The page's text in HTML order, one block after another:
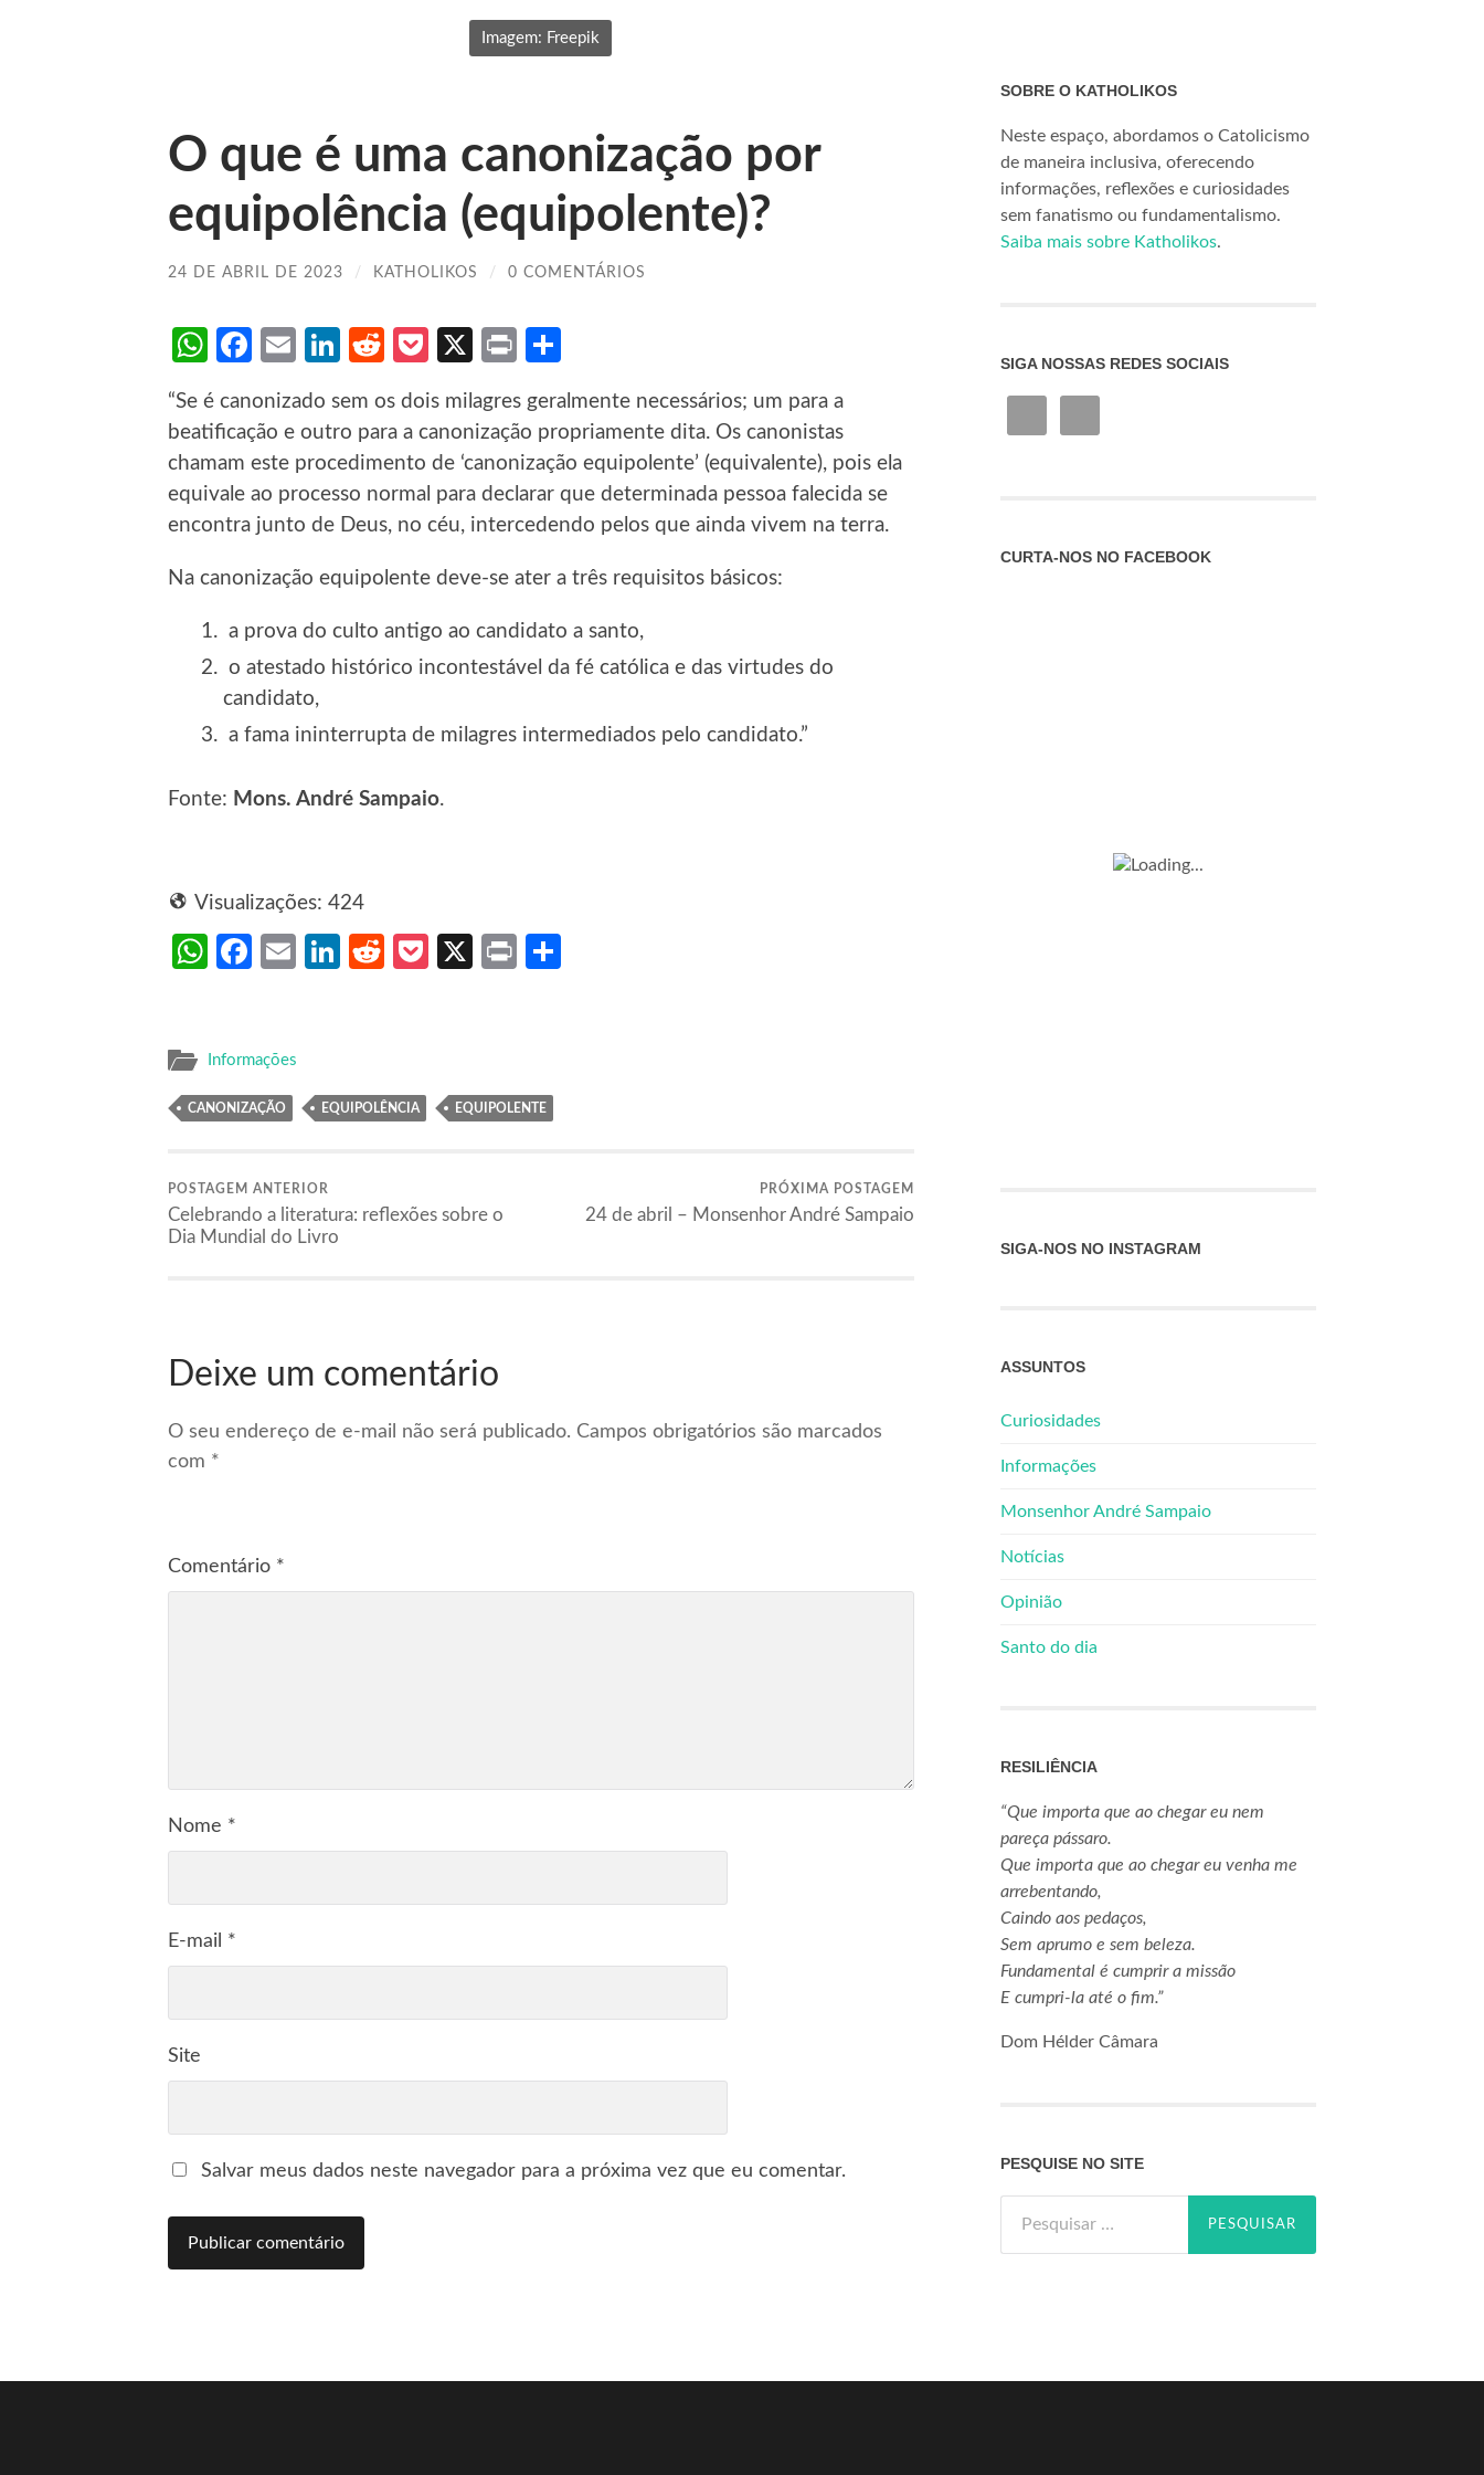
Imagem: Freepik
O que é uma canonização por
equipolência (equipolente)?
24 DE ABRIL DE 2023 / KATHOLIKOS / 0 COMENTÁRIOS
WhatsApp
Facebook
EmailLinkedIn
RedditPocket
X Print
“Se é canonizado sem os dois milagres geralmente necessários; um para a
beatificação e outro para a canonização propriamente dita. Os canonistas
chamam este procedimento de ‘canonização equipolente’ (equivalente), pois ela
equivale ao processo normal para declarar que determinada pessoa falecida se
encontra junto de Deus, no céu, intercedendo pelos que ainda vivem na terra.
Na canonização equipolente deve-se ater a três requisitos básicos:
a prova do culto antigo ao candidato a santo,
o atestado histórico incontestável da fé católica e das virtudes do
candidato,
a fama ininterrupta de milagres intermediados pelo candidato.”
Fonte: Mons. André Sampaio.
Visualizações: 424
WhatsApp
Facebook
EmailLinkedIn
RedditPocket
X Print
Informações
CANONIZAÇÃO EQUIPOLÊNCIA EQUIPOLENTE
POSTAGEM ANTERIOR
Celebrando a literatura: reflexões sobre o
Dia Mundial do Livro
PRÓXIMA POSTAGEM
24 de abril – Monsenhor André Sampaio
Deixe um comentário
O seu endereço de e-mail não será publicado. Campos obrigatórios são marcados
com *
Comentário *
Nome *
E-mail *
Site
Salvar meus dados neste navegador para a próxima vez que eu comentar.
SOBRE O KATHOLIKOS
Neste espaço, abordamos o Catolicismo
de maneira inclusiva, oferecendo
informações, reflexões e curiosidades
sem fanatismo ou fundamentalismo.
Saiba mais sobre Katholikos.
SIGA NOSSAS REDES SOCIAIS
CURTA-NOS NO FACEBOOK
SIGA-NOS NO INSTAGRAM
ASSUNTOS
Curiosidades
Informações
Monsenhor André Sampaio
Notícias
Opinião
Santo do dia
RESILIÊNCIA
“Que importa que ao chegar eu nem
pareça pássaro.
Que importa que ao chegar eu venha me
arrebentando,
Caindo aos pedaços,
Sem aprumo e sem beleza.
Fundamental é cumprir a missão
E cumpri-la até o fim.”
Dom Hélder Câmara
PESQUISE NO SITE
por: